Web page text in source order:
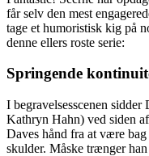
får selv den mest
tage et humoristisk kig på
denne ellers roste serie:
Springende
I begravelsesscenen
Kathryn Hahn) ved siden
Daves hånd fra at være
skulder. Måske trænger